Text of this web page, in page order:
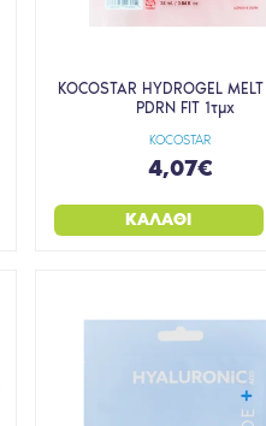
KOCOSTAR
KOCOSTAR HYDROGEL
PDRN FIT 1τμχ
4,07€
ΚΑΛΆΘΙ